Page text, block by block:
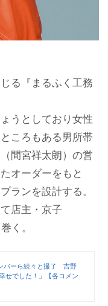
る『まるふく工務
うとしており女性
ころもある男所帯
間宮祥太朗）の営
オーダーをもと
ランを設計する。
店主・京子
く。
バーら続々と撮了 吉野
せでした！」【各コメン